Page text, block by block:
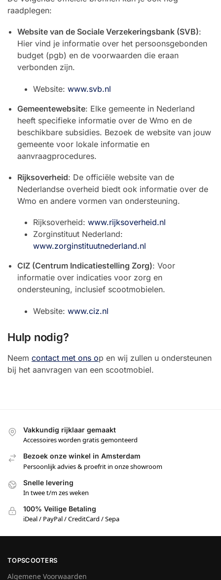
raadplegen:
Website van de Sociale Verzekeringsbank (SVB):
Hier vind je informatie over het persoonsgebonden
budget (pgb) en de voorwaarden die eraan
verbonden zijn.
Website: www.svb.nl
Gemeentewebsite: Elke gemeente in Nederland
heeft specifieke informatie over de Wmo en de
beschikbare subsidies. Bezoek de website van jouw
gemeente voor lokale informatie en
aanvraagprocedures.
Rijksoverheid: De officiële website van de
Nederlandse overheid biedt ook informatie over de
Wmo en andere vormen van ondersteuning.
Rijksoverheid: www.rijksoverheid.nl
Zorginstituut Nederland:
www.zorginstituutnederland.nl
CIZ (Centrum Indicatiestelling Zorg): Voor
informatie over indicaties voor zorg en
ondersteuning, inclusief scootmobielen.
Website: www.ciz.nl
Hulp nodig?
Neem contact met ons op en wij zullen u ondersteunen
bij het aanvragen van een scootmobiel.
Vakkundig rijklaar gemaakt
Accessoires worden gratis gemonteerd
Bezoek onze winkel in Amsterdam
Persoonlijk advies & proefrit in onze showroom
Snelle levering
In twee t/m zes weken
100% Veilige Betaling
iDeal / PayPal / CreditCard / Sepa
TOPSCOOTERS
Algemene Voorwaarden